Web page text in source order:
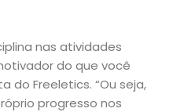
nas atividades
do que você
do Freeletics. “Ou seja,
progresso nos